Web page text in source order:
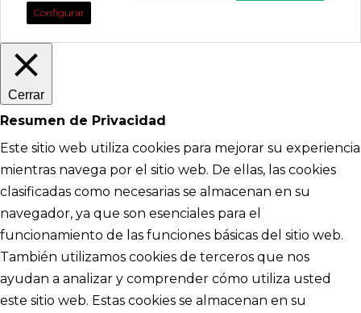
Configurar
Cerrar
Resumen de Privacidad
Este sitio web utiliza cookies para mejorar su experiencia
mientras navega por el sitio web. De ellas, las cookies
clasificadas como necesarias se almacenan en su
navegador, ya que son esenciales para el
funcionamiento de las funciones básicas del sitio web.
También utilizamos cookies de terceros que nos
ayudan a analizar y comprender cómo utiliza usted
este sitio web. Estas cookies se almacenan en su